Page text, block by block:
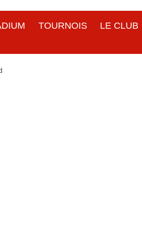
TOURNOIS LE CLUB